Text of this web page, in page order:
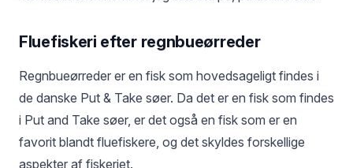
Fluefiskeri efter regnbueørreder
Regnbueørreder er en fisk som hovedsageligt findes i
de danske Put & Take søer. Da det er en fisk som findes
i Put and Take søer, er det også en fisk som er en
favorit blandt fluefiskere, og det skyldes forskellige
aspekter af fiskeriet.